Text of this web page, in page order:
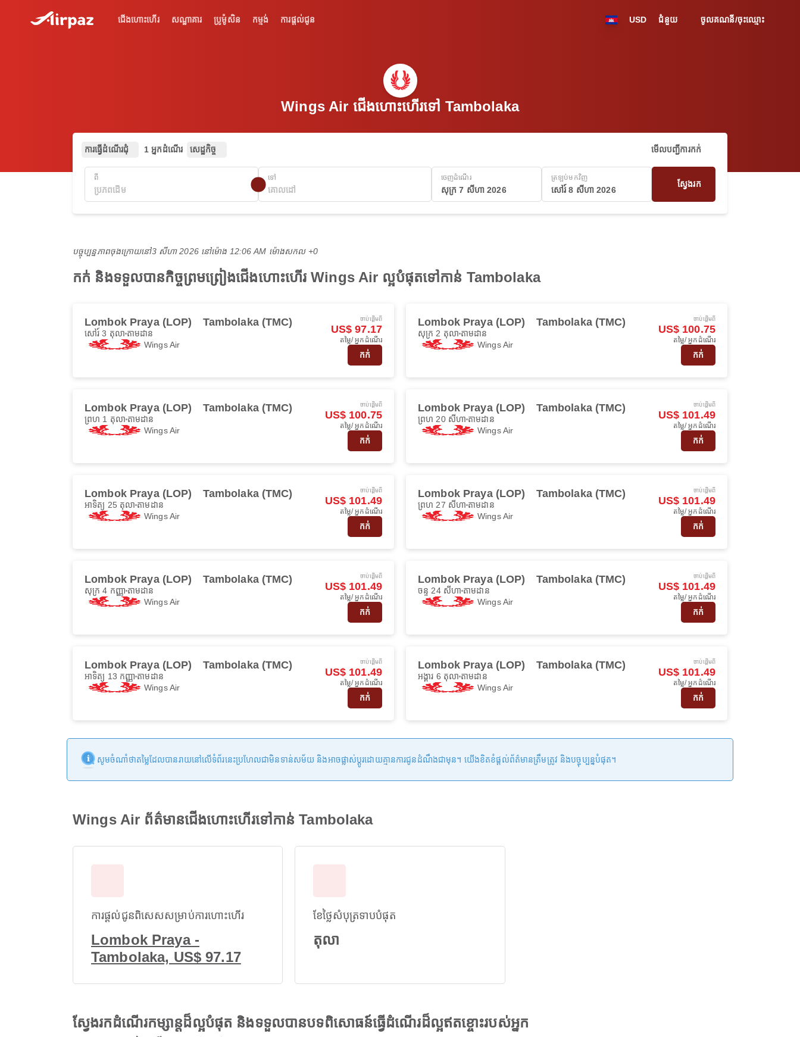
ជើងហោះហើរ សណ្ឋាគារ ប្រូម៉ូសិន កម្មង់ ការផ្តល់ជូន USD ជំនួយ ចូលគណនី/ចុះឈ្មោះ
Wings Air ជើងហោះហើរទៅ Tambolaka
ការធ្វើដំណើរជុំ 1 អ្នកដំណើរ សេដ្ឋកិច្ច មើលបញ្ជីការកក់
ពី ទៅ ចេញដំណើរ
សុក្រ 7 សីហា 2026
ត្រឡប់មកវិញ
សៅរ៍ 8 សីហា 2026
ស្វែងរក
បច្ចុប្បន្នភាពចុងក្រោយនៅ3 សីហា 2026 នៅ​ម៉ោង 12:06 AM ម៉ោង​សកល +0
កក់ និងទទួលបានកិច្ចព្រមព្រៀងជើងហោះហើរ Wings Air ល្អបំផុតទៅកាន់ Tambolaka
Lombok Praya (LOP) Tambolaka (TMC)
សៅរ៍ 3 តុលា តាមដាន
Wings Air
ចាប់ផ្ដើមពី
US$ 97.17
តម្លៃ/ អ្នកដំណើរ
កក់
Lombok Praya (LOP) Tambolaka (TMC)
សុក្រ 2 តុលា តាមដាន
Wings Air
ចាប់ផ្ដើមពី
US$ 100.75
តម្លៃ/ អ្នកដំណើរ
កក់
Lombok Praya (LOP) Tambolaka (TMC)
ព្រហ 1 តុលា តាមដាន
Wings Air
ចាប់ផ្ដើមពី
US$ 100.75
តម្លៃ/ អ្នកដំណើរ
កក់
Lombok Praya (LOP) Tambolaka (TMC)
ព្រហ 20 សីហា តាមដាន
Wings Air
ចាប់ផ្ដើមពី
US$ 101.49
តម្លៃ/ អ្នកដំណើរ
កក់
Lombok Praya (LOP) Tambolaka (TMC)
អាទិត្យ 25 តុលា តាមដាន
Wings Air
ចាប់ផ្ដើមពី
US$ 101.49
តម្លៃ/ អ្នកដំណើរ
កក់
Lombok Praya (LOP) Tambolaka (TMC)
ព្រហ 27 សីហា តាមដាន
Wings Air
ចាប់ផ្ដើមពី
US$ 101.49
តម្លៃ/ អ្នកដំណើរ
កក់
Lombok Praya (LOP) Tambolaka (TMC)
សុក្រ 4 កញ្ញា តាមដាន
Wings Air
ចាប់ផ្ដើមពី
US$ 101.49
តម្លៃ/ អ្នកដំណើរ
កក់
Lombok Praya (LOP) Tambolaka (TMC)
ចន្ទ 24 សីហា តាមដាន
Wings Air
ចាប់ផ្ដើមពី
US$ 101.49
តម្លៃ/ អ្នកដំណើរ
កក់
Lombok Praya (LOP) Tambolaka (TMC)
អាទិត្យ 13 កញ្ញា តាមដាន
Wings Air
ចាប់ផ្ដើមពី
US$ 101.49
តម្លៃ/ អ្នកដំណើរ
កក់
Lombok Praya (LOP) Tambolaka (TMC)
អង្គារ 6 តុលា តាមដាន
Wings Air
ចាប់ផ្ដើមពី
US$ 101.49
តម្លៃ/ អ្នកដំណើរ
កក់
សូមចំណាំថាតម្លៃដែលបានរាយនៅលើទំព័រនេះប្រហែលជាមិនទាន់សម័យ និងអាចផ្លាស់ប្តូរដោយគ្មានការជូនដំណឹងជាមុន។ យើងខិតខំផ្តល់ព័ត៌មានត្រឹមត្រូវ និងបច្ចុប្បន្នបំផុត។
Wings Air ព័ត៌មានជើងហោះហើរទៅកាន់ Tambolaka
ការផ្តល់ជូនពិសេសសម្រាប់ការហោះហើរ
Lombok Praya -
Tambolaka, US$ 97.17
ខែថ្លៃសំបុត្រទាបបំផុត
តុលា
ស្វែងរកដំណើរកម្សាន្តដ៏ល្អបំផុត និងទទួលបានបទពិសោធន៍ធ្វើដំណើរដ៏ល្អឥតខ្ចោះរបស់អ្នក